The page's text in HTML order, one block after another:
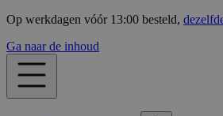
Op werkdagen vóór 13:00 besteld,
Ga naar de inhoud